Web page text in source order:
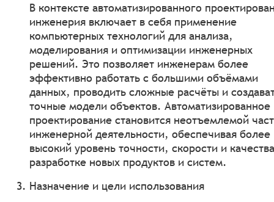
В контексте автоматизированного
инженерия включает в себя применение
компьютерных технологий для анализа,
моделирования и оптимизации инженерных
решений. Это позволяет инженерам более
эффективно работать с большими объёмами
данных, проводить сложные расчёты и
точные модели объектов. Автоматизированное
проектирование становится неотъемлемой
инженерной деятельности, обеспечивая более
высокий уровень точности, скорости и
разработке новых продуктов и систем.
Назначение и цели использования